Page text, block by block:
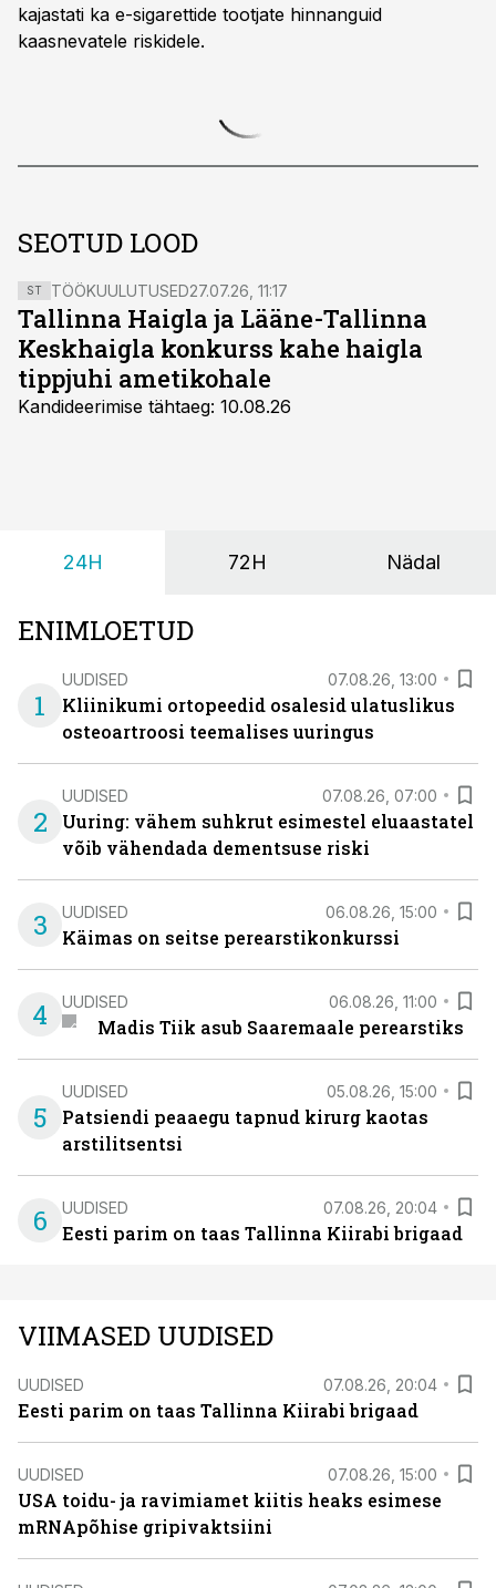
kajastati ka e-sigarettide tootjate hinnanguid
kaasnevatele riskidele.
SEOTUD LOOD
ST TÖÖKUULUTUSED27.07.26, 11:17
Tallinna Haigla ja Lääne-Tallinna
Keskhaigla konkurss kahe haigla
tippjuhi ametikohale
Kandideerimise tähtaeg: 10.08.26
24H 72H Nädal
ENIMLOETUD
1
UUDISED 07.08.26, 13:00
Kliinikumi ortopeedid osalesid ulatuslikus
osteoartroosi teemalises uuringus
2
UUDISED 07.08.26, 07:00
Uuring: vähem suhkrut esimestel eluaastatel
võib vähendada dementsuse riski
3 UUDISED 06.08.26, 15:00
Käimas on seitse perearstikonkurssi
4 UUDISED 06.08.26, 11:00
Madis Tiik asub Saaremaale perearstiks
5
UUDISED 05.08.26, 15:00
Patsiendi peaaegu tapnud kirurg kaotas
arstilitsentsi
6 UUDISED 07.08.26, 20:04
Eesti parim on taas Tallinna Kiirabi brigaad
VIIMASED UUDISED
UUDISED 07.08.26, 20:04
Eesti parim on taas Tallinna Kiirabi brigaad
UUDISED 07.08.26, 15:00
USA toidu- ja ravimiamet kiitis heaks esimese
mRNApõhise gripivaktsiini